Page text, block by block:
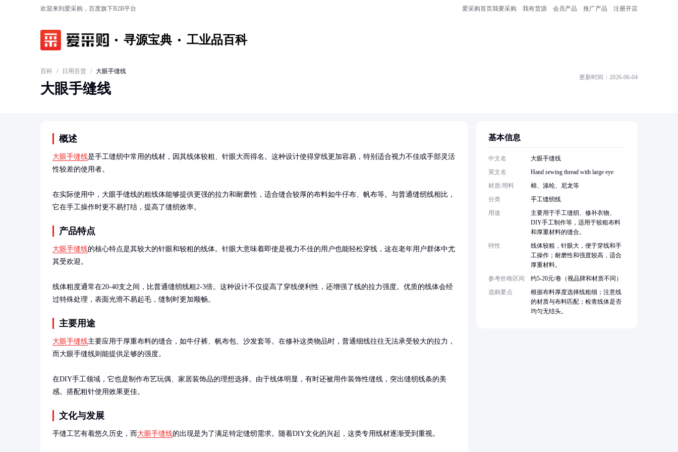
欢迎来到爱采购，百度旗下B2B平台 爱采购首页我要采购 我有货源 会员产品 推广产品 注册开店
寻源宝典 工业品百科
百科 / 日用百货 / 大眼手缝线
大眼手缝线
更新时间：2026-06-04
概述
大眼手缝线是手工缝纫中常用的线材，因其线体较粗、针眼大而得名。这种设计使得穿线更加容易，特别适合视力不佳或手部灵活
性较差的使用者。
在实际使用中，大眼手缝线的粗线体能够提供更强的拉力和耐磨性，适合缝合较厚的布料如牛仔布、帆布等。与普通缝纫线相比，
它在手工操作时更不易打结，提高了缝纫效率。
产品特点
大眼手缝线的核心特点是其较大的针眼和较粗的线体。针眼大意味着即使是视力不佳的用户也能轻松穿线，这在老年用户群体中尤
其受欢迎。
线体粗度通常在20-40支之间，比普通缝纫线粗2-3倍。这种设计不仅提高了穿线便利性，还增强了线的拉力强度。优质的线体会经
过特殊处理，表面光滑不易起毛，缝制时更加顺畅。
主要用途
大眼手缝线主要应用于厚重布料的缝合，如牛仔裤、帆布包、沙发套等。在修补这类物品时，普通细线往往无法承受较大的拉力，
而大眼手缝线则能提供足够的强度。
在DIY手工领域，它也是制作布艺玩偶、家居装饰品的理想选择。由于线体明显，有时还被用作装饰性缝线，突出缝纫线条的美
感。搭配粗针使用效果更佳。
文化与发展
手缝工艺有着悠久历史，而 大眼手缝线的出现是为了满足特定缝纫需求。随着DIY文化的兴起，这类专用线材逐渐受到重视。
基本信息
中文名
大眼手缝线
英文名
Hand sewing thread with large eye
材质/用料
棉、涤纶、尼龙等
分类
手工缝纫线
用途
主要用于手工缝纫、修补衣物、
DIY手工制作等，适用于较粗布料
和厚重材料的缝合。
特性
线体较粗，针眼大，便于穿线和手
工操作；耐磨性和强度较高，适合
厚重材料。
参考价格区间
约5-20元/卷（视品牌和材质不同）
选购要点
根据布料厚度选择线粗细；注意线
的材质与布料匹配；检查线体是否
均匀无结头。